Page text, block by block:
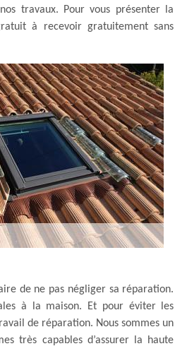
travaux. Pour vous présenter la
à recevoir gratuitement sans
de ne pas négliger sa réparation.
à la maison. Et pour éviter les
de réparation. Nous sommes un
très capables d’assurer la haute